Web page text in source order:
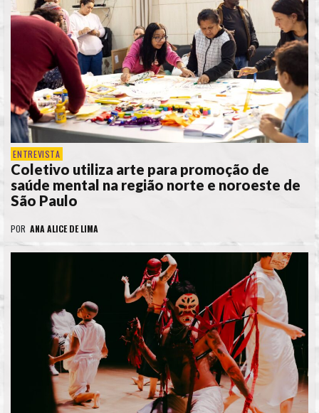
ENTREVISTA
Coletivo utiliza arte para promoção de
saúde mental na região norte e noroeste de
São Paulo
POR ANA ALICE DE LIMA